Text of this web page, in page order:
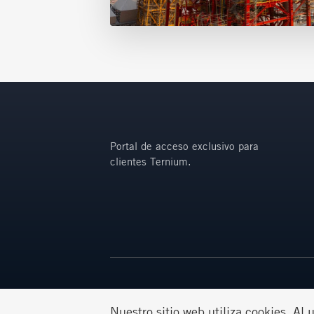
Portal de acceso exclusivo para
clientes Ternium.